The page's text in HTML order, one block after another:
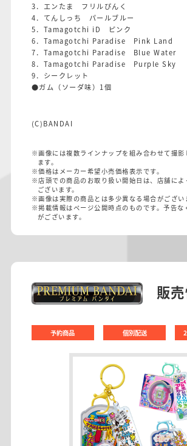
3．エンたま フリルぴんく
4．てんしっち パールブルー
5．Tamagotchi iD ピンク
6．Tamagotchi Paradise Pink Land
7．Tamagotchi Paradise Blue Water
8．Tamagotchi Paradise Purple Sky
9．シークレット
●ガム（ソーダ味）1個
(C)BANDAI
※画像には複数ラインナップを組み合わせて撮影
ます。
※価格はメーカー希望小売価格表示です。
※店頭での商品のお取り扱い開始日は、店舗によ
ございます。
※画像は実際の商品とは多少異なる場合がござい
※掲載情報はページ公開時点のものです。予告な
がございます。
販
予約商品 個別配送